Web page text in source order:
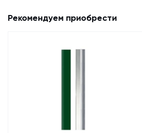
Рекомендуем приобрести